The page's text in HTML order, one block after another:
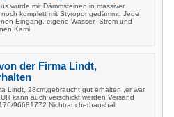
wurde mit Dämmsteinen in massiver
komplett mit Styropor gedämmt. Jede
Eingang, eigene Wasser- Strom und
Kami
der Firma Lindt,
Lindt, 28cm,gebraucht gut erhalten ,er war
kann auch verschickt werden Versand
96681772 Nichtraucherhaushalt